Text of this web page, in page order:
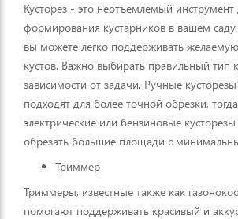
Кусторез - это неотъемлемый инструмент
формирования кустарников в вашем
вы можете легко поддерживать
кустов. Важно выбирать правильный тип
зависимости от задачи. Ручные
подходят для более точной обрезки,
электрические или бензиновые
обрезать большие площади с
Триммер
Триммеры, известные также как
помогают поддерживать красивый и